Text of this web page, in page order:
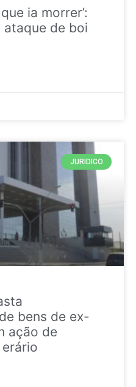
ia morrer’:
ataque de boi
JURIDICO
bens de ex-
ação de